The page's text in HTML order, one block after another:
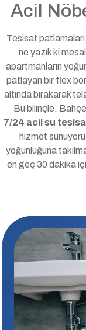
Acil
Tesisat
ne yazık ki
apartmanların
patlayan bir flex
altında bırakarak
Bu bilinçle,
7/24 acil su
hizmet
yoğunluğuna
en geç 30 dakika